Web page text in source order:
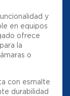
y
en equipos
ofrece
la
o
con esmalte
durabilidad